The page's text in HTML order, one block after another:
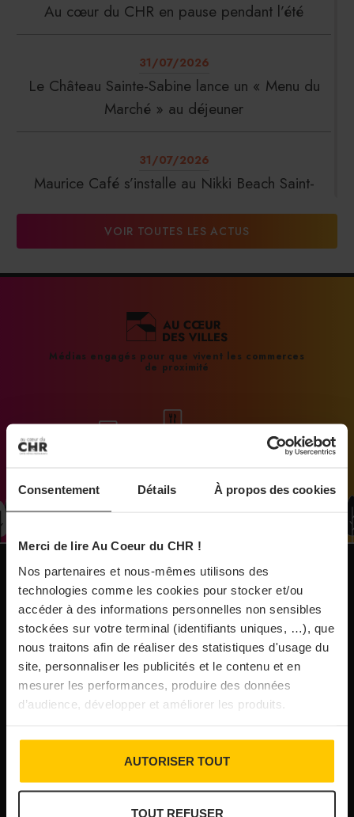
Consentement Détails À propos des cookies
Merci de lire Au Coeur du CHR !
Nos partenaires et nous-mêmes utilisons des
technologies comme les cookies pour stocker et/ou
accéder à des informations personnelles non sensibles
stockées sur votre terminal (identifiants uniques, …), que
nous traitons afin de réaliser des statistiques d'usage du
site, personnaliser les publicités et le contenu et en
mesurer les performances, produire des données
d’audience, développer et améliorer les produits.
AUTORISER TOUT
TOUT REFUSER
Au cœur du CHR en pause pendant l’été
31/07/2026
Le Château Sainte-Sabine lance un « Menu du
Marché » au déjeuner
31/07/2026
Maurice Café s’installe au Nikki Beach Saint-
DalterFood Group franchit les 200 millions
31/07/2026
La Liste : La Réserve Paris de nouveau meilleur
maison de collectionneur
31/07/2026
Vins fins : la Chine affiche ses ambitions
31/07/2026
Brasserie Dupont : la bière saison, mais pas
que…
Incendies : l’aide d’urgence rehaussée à 8 000 €
pour les indépendants, l’autoroute A63 réouverte
VOIR TOUTES LES ACTUS
Médias engagés pour que vivent les commerces
de proximité
NOS PUBLICATIONS